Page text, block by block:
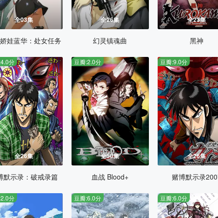
全03集
娃蓝华：处女任务
全26集
幻灵镇魂曲
全23集
黑神
全26集
分
默示录：破戒录篇
全50集
豆瓣:2.0分
血战 Blood+
全26集
豆瓣:9.0分
赌博默示录
分 豆瓣:6.0分 豆瓣:6.0分